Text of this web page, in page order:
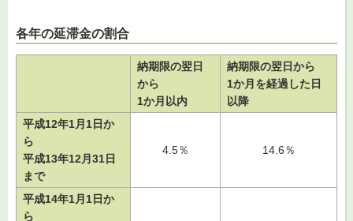
各年の延滞金の割合
納期限の翌日
から
1か月以内
納期限の翌日から
1か月を経過した日
以降
平成12年1月1日か
ら
平成13年12月31日
まで
4.5％ 14.6％
平成14年1月1日か
ら